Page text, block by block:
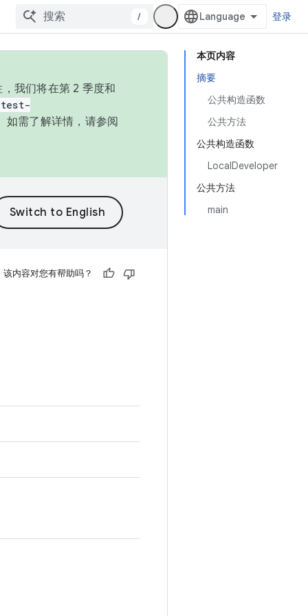
/ 登录
本页内容
摘要
公共构造函数
公共方法
公共构造函数
LocalDeveloper
公共方法
main
我们将在第 2 季度和
如需了解详情，请参阅
该内容对您有帮助吗？